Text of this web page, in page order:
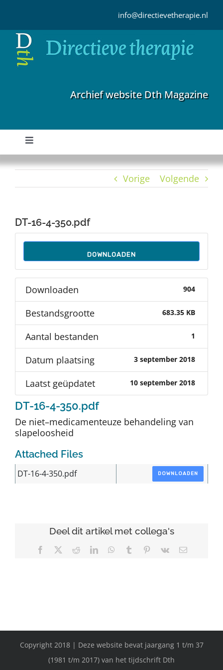
inhoud
info@directievetherapie.nl
Archief website Dth Magazine
Toggle
Navigation
Home
Auteurs
Over Dth
Contact
Vorige Volgende
DT-16-4-350.pdf
DOWNLOADEN
Downloaden 904
Bestandsgrootte 683.35 KB
Aantal bestanden 1
Datum plaatsing 3 september 2018
Laatst geüpdatet 10 september 2018
DT-16-4-350.pdf
De niet–medicamenteuze behandeling van
slapeloosheid
Attached Files
DT-16-4-350.pdf DOWNLOADEN
Deel dit artikel met collega's
Facebook RedditLinkedInWhatsApp
Tumblr Pinterest
Vk
E-
Copyright 2018 | Deze website bevat jaargang 1 t/m 37
(1981 t/m 2017) van het tijdschrift Dth